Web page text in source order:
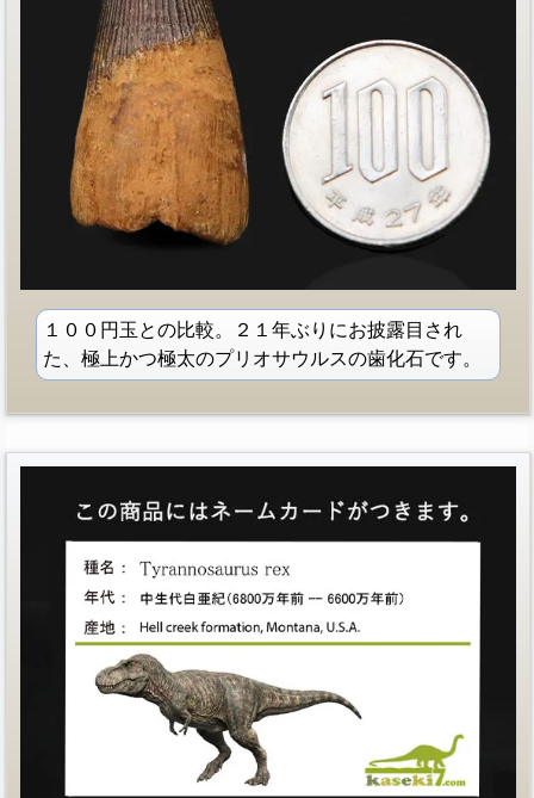
１００円玉との比較。２１年ぶりにお披露目され
た、極上かつ極太のプリオサウルスの歯化石です。